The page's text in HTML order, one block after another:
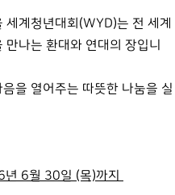
계청년대회(WYD)는 전 세계
나는 환대와 연대의 장입니
을 열어주는 따뜻한 나눔을 실
6월 30일 (목)까지